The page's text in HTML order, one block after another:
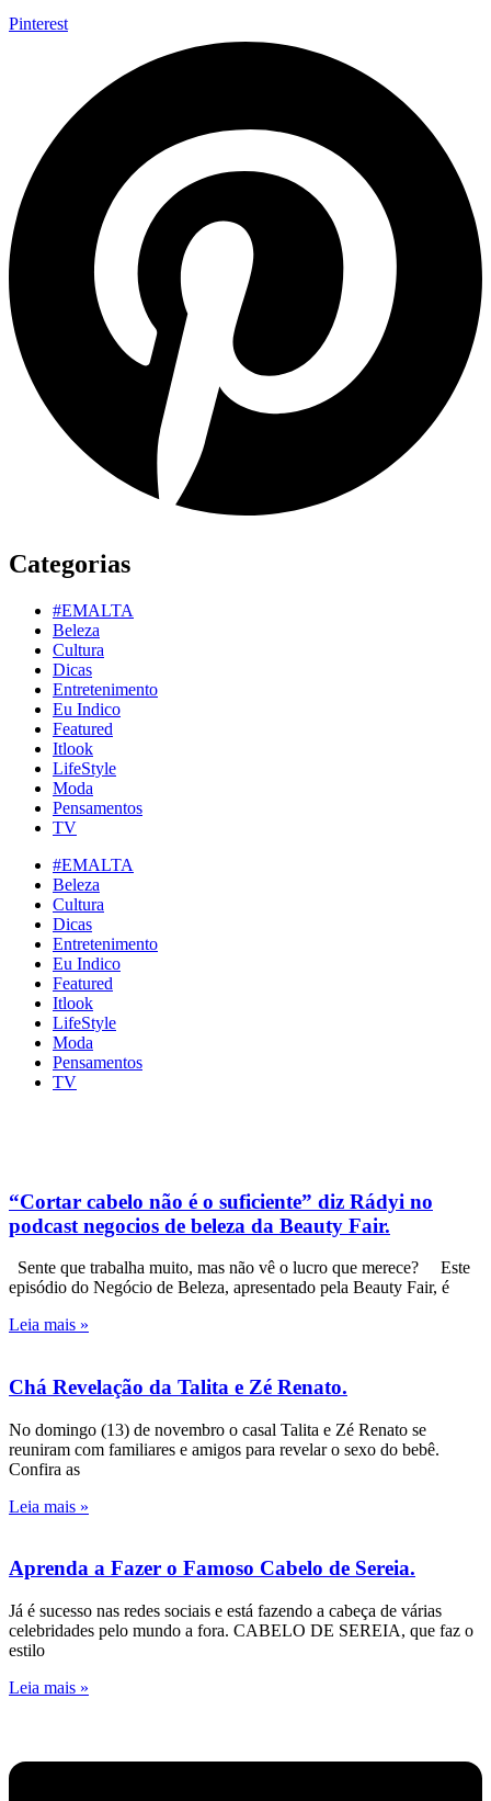
Pinterest
Categorias
#EMALTA
Beleza
Cultura
Dicas
Entretenimento
Eu Indico
Featured
Itlook
LifeStyle
Moda
Pensamentos
TV
#EMALTA
Beleza
Cultura
Dicas
Entretenimento
Eu Indico
Featured
Itlook
LifeStyle
Moda
Pensamentos
TV
“Cortar cabelo não é o suficiente” diz Rádyi no
podcast negocios de beleza da Beauty Fair.
Sente que trabalha muito, mas não vê o lucro que merece? Este
episódio do Negócio de Beleza, apresentado pela Beauty Fair, é
Leia mais »
Chá Revelação da Talita e Zé Renato.
No domingo (13) de novembro o casal Talita e Zé Renato se
reuniram com familiares e amigos para revelar o sexo do bebê.
Confira as
Leia mais »
Aprenda a Fazer o Famoso Cabelo de Sereia.
Já é sucesso nas redes sociais e está fazendo a cabeça de várias
celebridades pelo mundo a fora. CABELO DE SEREIA, que faz o
estilo
Leia mais »